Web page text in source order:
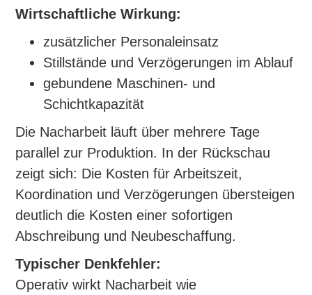
Wirtschaftliche Wirkung:
zusätzlicher Personaleinsatz
Stillstände und Verzögerungen im Ablauf
gebundene Maschinen- und
Schichtkapazität
Die Nacharbeit läuft über mehrere Tage
parallel zur Produktion. In der Rückschau
zeigt sich: Die Kosten für Arbeitszeit,
Koordination und Verzögerungen übersteigen
deutlich die Kosten einer sofortigen
Abschreibung und Neubeschaffung.
Typischer Denkfehler:
Operativ wirkt Nacharbeit wie